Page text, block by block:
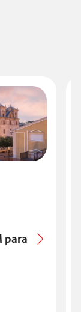
con
para